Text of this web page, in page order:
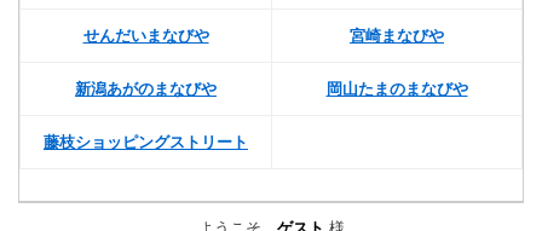
せんだいまなびや 宮崎まなびや
新潟あがのまなびや 岡山たまのまなびや
藤枝ショッピングストリート